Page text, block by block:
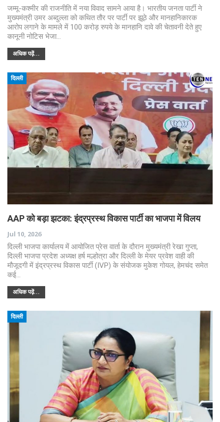
जम्मू-कश्मीर की राजनीति में नया विवाद सामने आया है। भारतीय जनता पार्टी ने
मुख्यमंत्री उमर अब्दुल्ला को कथित तौर पर पार्टी पर झूठे और मानहानिकारक
आरोप लगाने के मामले में 100 करोड़ रुपये के मानहानि दावे की चेतावनी देते हुए
कानूनी नोटिस भेजा…
अधिक पढ़ें...
दिल्ली
AAP को बड़ा झटका: इंद्रप्रस्थ विकास पार्टी का भाजपा में विलय
Jul 10, 2026
दिल्ली भाजपा कार्यालय में आयोजित प्रेस वार्ता के दौरान मुख्यमंत्री रेखा गुप्ता,
दिल्ली भाजपा प्रदेश अध्यक्ष हर्ष मल्होत्रा और दिल्ली के मेयर प्रवेश वाही की
मौजूदगी में इंद्रप्रस्थ विकास पार्टी (IVP) के संयोजक मुकेश गोयल, हेमचंद समेत
कई…
अधिक पढ़ें...
दिल्ली